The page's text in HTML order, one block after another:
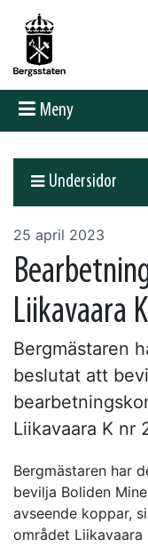
Meny
Undersidor
25 april 2023
Liikavaara
Bergmästaren
beslutat att
Liikavaara K nr
Bergmästaren har
bevilja Boliden
avseende koppar,
området Liikavaara